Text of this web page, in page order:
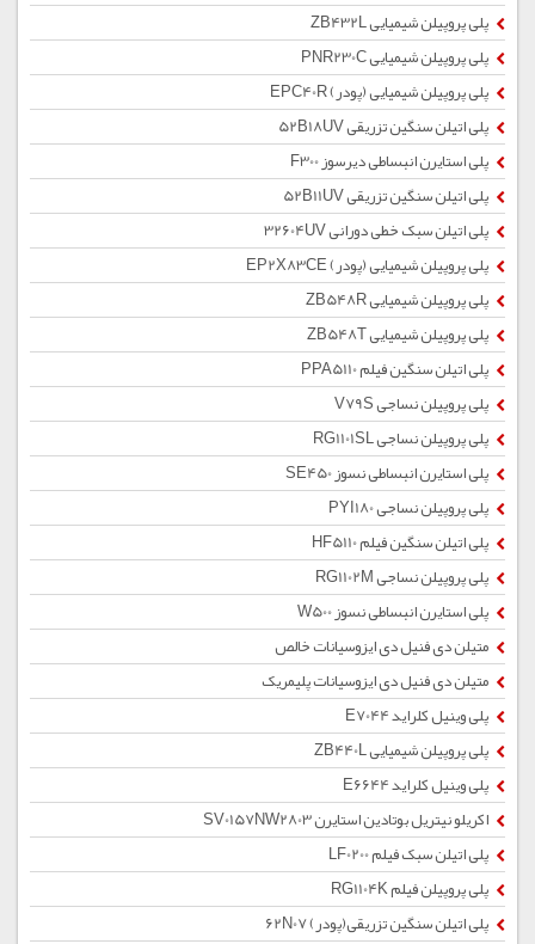
پلی پروپیلن شیمیایی ZB432L
پلی پروپیلن شیمیایی PNR230C
پلی پروپیلن شیمیایی (پودر) EPC40R
پلی اتیلن سنگین تزریقی 52B18UV
پلی استایرن انبساطی دیرسوز F300
پلی اتیلن سنگین تزریقی 52B11UV
پلی اتیلن سبک خطی دورانی 32604UV
پلی پروپیلن شیمیایی (پودر) EP2X83CE
پلی پروپیلن شیمیایی ZB548R
پلی پروپیلن شیمیایی ZB548T
پلی اتیلن سنگین فیلم PPA5110
پلی پروپیلن نساجی V79S
پلی پروپیلن نساجی RG1101SL
پلی استایرن انبساطی نسوز SE450
پلی پروپیلن نساجی PYI180
پلی اتیلن سنگین فیلم HF5110
پلی پروپیلن نساجی RG1102M
پلی استایرن انبساطی نسوز W500
متیلن دی فنیل دی ایزوسیانات خالص
متیلن دی فنیل دی ایزوسیانات پلیمریک
پلی وینیل کلراید E7044
پلی پروپیلن شیمیایی ZB440L
پلی وینیل کلراید E6644
اکریلو نیتریل بوتادین استایرن SV0157NW2803
پلی اتیلن سبک فیلم LF0200
پلی پروپیلن فیلم RG1104K
پلی اتیلن سنگین تزریقی(پودر) 62N07